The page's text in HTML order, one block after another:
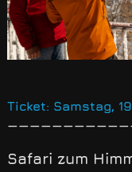
Ticket: Samstag,
Safari zum